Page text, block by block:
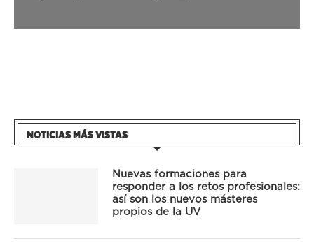
NOTICIAS MÁS VISTAS
Nuevas formaciones para
responder a los retos profesionales:
así son los nuevos másteres
propios de la UV